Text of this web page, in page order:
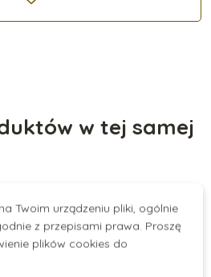
w tej samej
Twoim urządzeniu pliki, ogólnie
z przepisami prawa. Proszę
plików cookies do